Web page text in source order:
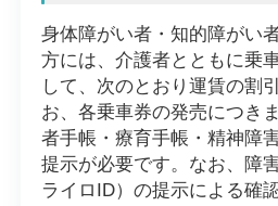
身体障がい者・知的障がい
方には、介護者とともに乗
して、次のとおり運賃の割
お、各乗車券の発売につき
者手帳・療育手帳・精神障
提示が必要です。なお、障
ライロID）の提示による確